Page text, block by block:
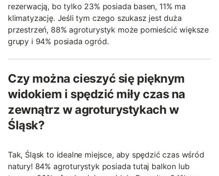
rezerwacją, bo tylko 23% posiada basen, 11% ma
klimatyzację. Jeśli tym czego szukasz jest duża
przestrzeń, 88% agroturystyk może pomieścić większe
grupy i 94% posiada ogród.
Czy można cieszyć się pięknym
widokiem i spędzić miły czas na
zewnątrz w agroturystykach w
Śląsk?
Tak, Śląsk to idealne miejsce, aby spędzić czas wśród
natury! 84% agroturystyk posiada tutaj balkon lub